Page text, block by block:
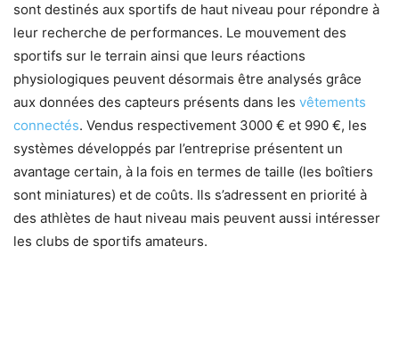
sont destinés aux sportifs de haut niveau pour répondre à
leur recherche de performances. Le mouvement des
sportifs sur le terrain ainsi que leurs réactions
physiologiques peuvent désormais être analysés grâce
aux données des capteurs présents dans les vêtements
connectés. Vendus respectivement 3000 € et 990 €, les
systèmes développés par l’entreprise présentent un
avantage certain, à la fois en termes de taille (les boîtiers
sont miniatures) et de coûts. Ils s’adressent en priorité à
des athlètes de haut niveau mais peuvent aussi intéresser
les clubs de sportifs amateurs.